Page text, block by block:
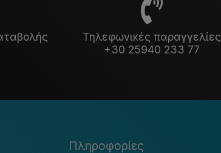
Τηλεφωνικές παραγγελίες
+30 25940 233 77
Πληροφορίες